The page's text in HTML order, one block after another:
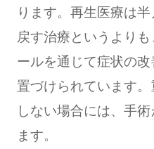
ります。再生医療は
戻す治療というより
ールを通じて症状の
置づけられています
しない場合には、手
ます。